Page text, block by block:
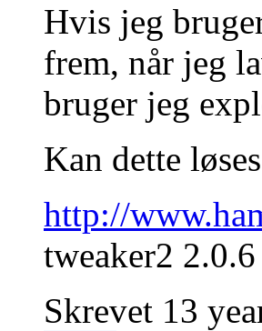
Hvis jeg
frem, når jeg
bruger jeg
Kan dette
http://
tweaker2 2.0.6
Skrevet 13